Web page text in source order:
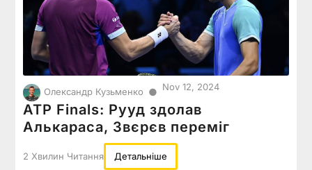
Олександр Кузьменко ● Nov 12, 2024
ATP Finals: Рууд здолав
Алькараса, Звєрєв переміг
2 Хвилин Читання Детальніше